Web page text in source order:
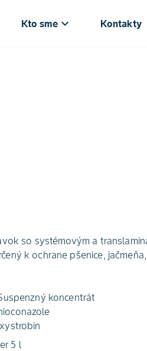
Kto smekeyboard_arrow_down Kontakty
so systémovým a
k ochrane pšenice,
koncentrát
5 l